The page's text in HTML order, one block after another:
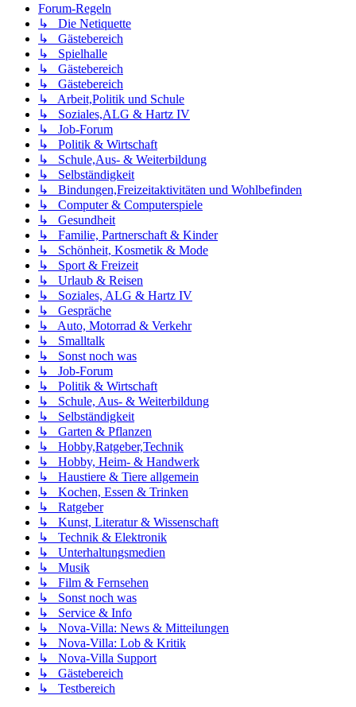
Forum-Regeln
↳ Die Netiquette
↳ Gästebereich
↳ Spielhalle
↳ Gästebereich
↳ Gästebereich
↳ Arbeit,Politik und Schule
↳ Soziales,ALG & Hartz IV
↳ Job-Forum
↳ Politik & Wirtschaft
↳ Schule,Aus- & Weiterbildung
↳ Selbständigkeit
↳ Bindungen,Freizeitaktivitäten und Wohlbefinden
↳ Computer & Computerspiele
↳ Gesundheit
↳ Familie, Partnerschaft & Kinder
↳ Schönheit, Kosmetik & Mode
↳ Sport & Freizeit
↳ Urlaub & Reisen
↳ Soziales, ALG & Hartz IV
↳ Gespräche
↳ Auto, Motorrad & Verkehr
↳ Smalltalk
↳ Sonst noch was
↳ Job-Forum
↳ Politik & Wirtschaft
↳ Schule, Aus- & Weiterbildung
↳ Selbständigkeit
↳ Garten & Pflanzen
↳ Hobby,Ratgeber,Technik
↳ Hobby, Heim- & Handwerk
↳ Haustiere & Tiere allgemein
↳ Kochen, Essen & Trinken
↳ Ratgeber
↳ Kunst, Literatur & Wissenschaft
↳ Technik & Elektronik
↳ Unterhaltungsmedien
↳ Musik
↳ Film & Fernsehen
↳ Sonst noch was
↳ Service & Info
↳ Nova-Villa: News & Mitteilungen
↳ Nova-Villa: Lob & Kritik
↳ Nova-Villa Support
↳ Gästebereich
↳ Testbereich